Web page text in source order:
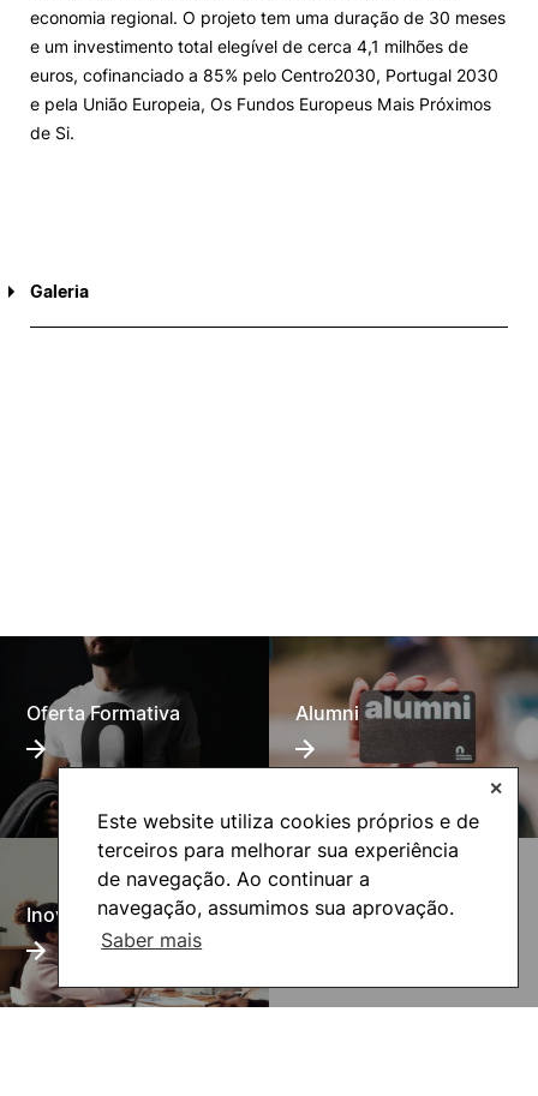
Este website utiliza cookies próprios e de
terceiros para melhorar sua experiência
de navegação. Ao continuar a
navegação, assumimos sua aprovação.
Saber mais
✕
economia regional. O projeto tem uma duração de 30 meses
e um investimento total elegível de cerca 4,1 milhões de
euros, cofinanciado a 85% pelo Centro2030, Portugal 2030
e pela União Europeia, Os Fundos Europeus Mais Próximos
de Si.
Galeria
Oferta Formativa Alumni
Inovação Pedagógica
UNIgreen- The green
European University